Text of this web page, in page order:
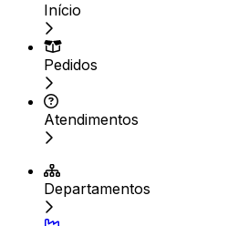
Início
Pedidos
Atendimentos
Departamentos